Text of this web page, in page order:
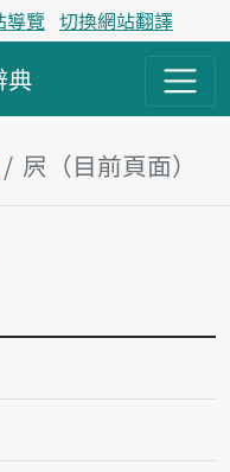
導覽 切換網站翻譯
典
屄（目前頁面）
區塊